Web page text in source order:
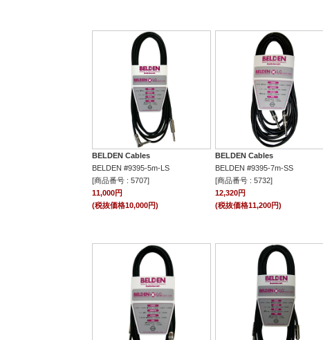
BELDEN Cables
BELDEN #9395-5m-LS
[商品番号 : 5707]
11,000円
(税抜価格10,000円)
BELDEN Cables
BELDEN #9395-7m-SS
[商品番号 : 5732]
12,320円
(税抜価格11,200円)